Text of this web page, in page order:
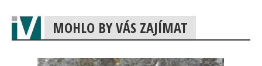
MOHLO BY VÁS ZAJÍMAT